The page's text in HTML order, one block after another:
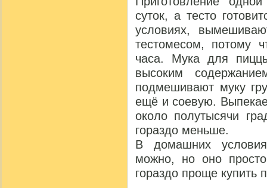
суток, а тесто
условиях,
тестомесом, потому
часа. Мука для
высоким
подмешивают муку
ещё и соевую.
около полутысячи
гораздо меньше.
В домашних
можно, но оно
гораздо проще купить